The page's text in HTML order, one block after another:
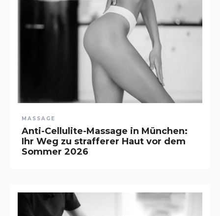
MASSAGE
Anti-Cellulite-Massage in München:
Ihr Weg zu strafferer Haut vor dem
Sommer 2026